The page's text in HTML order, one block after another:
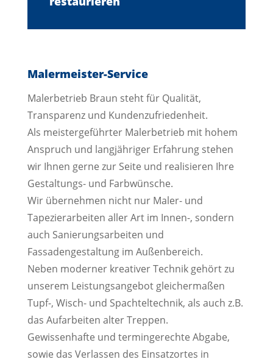
Malermeister-Service
Malerbetrieb Braun steht für Qualität,
Transparenz und Kundenzufriedenheit.
Als meistergeführter Malerbetrieb mit hohem
Anspruch und langjähriger Erfahrung stehen
wir Ihnen gerne zur Seite und realisieren Ihre
Gestaltungs- und Farbwünsche.
Wir übernehmen nicht nur Maler- und
Tapezierarbeiten aller Art im Innen-, sondern
auch Sanierungsarbeiten und
Fassadengestaltung im Außenbereich.
Neben moderner kreativer Technik gehört zu
unserem Leistungsangebot gleichermaßen
Tupf-, Wisch- und Spachteltechnik, als auch z.B.
das Aufarbeiten alter Treppen.
Gewissenhafte und termingerechte Abgabe,
sowie das Verlassen des Einsatzortes in